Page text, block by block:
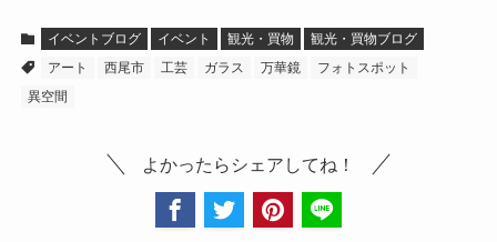
イベントブログ イベント 観光・買物
観光・買物ブログ
アート
西尾市 工芸 ガラス 万華鏡
フォトスポット
異空間
よかったらシェアしてね！